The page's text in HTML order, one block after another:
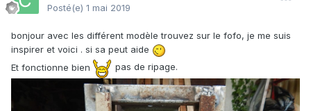
Posté(e) 1 mai 2019
bonjour avec les différent modèle trouvez sur le fofo, je me suis
inspirer et voici . si sa peut aide
Et fonctionne bien
pas de ripage.